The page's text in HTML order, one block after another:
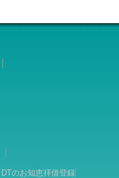
DTのお知恵拝借登録